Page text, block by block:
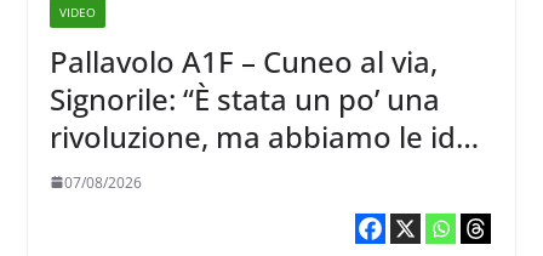
VIDEO
Pallavolo A1F – Cuneo al via,
Signorile: “È stata un po’ una
rivoluzione, ma abbiamo le idee
chiare siu cosa vogliamo fare”
07/08/2026